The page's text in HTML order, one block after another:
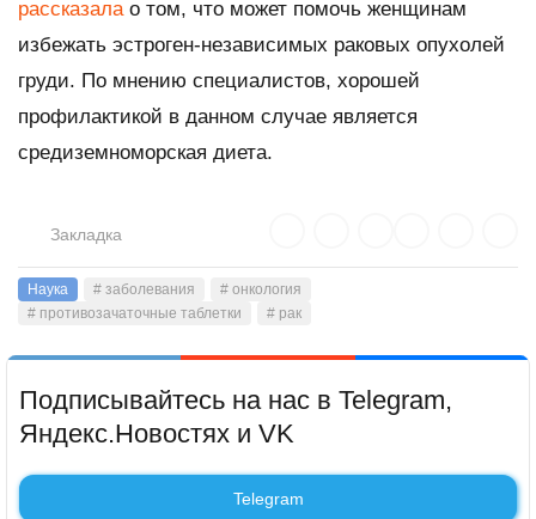
рассказала о том, что может помочь женщинам
избежать эстроген-независимых раковых опухолей
груди. По мнению специалистов, хорошей
профилактикой в данном случае является
средиземноморская диета.
Закладка
Наука # заболевания
# онкология
# противозачаточные таблетки
# рак
Подписывайтесь на нас в Telegram,
Яндекс.Новостях и VK
Telegram